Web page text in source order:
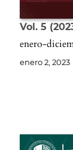
Vol. 5
enero-
enero 2, 2023